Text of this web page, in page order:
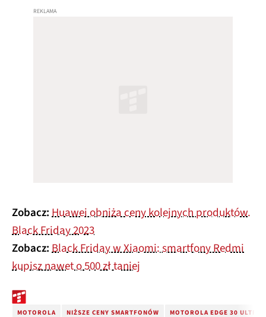
Zobacz:Huawei obniża ceny kolejnych produktów.
Black Friday 2023
Zobacz:Black Friday w Xiaomi: smartfony Redmi
kupisz nawet o 500 zł taniej
MOTOROLA NIŻSZE CENY SMARTFONÓW MOTOROLA EDGE 30 ULTRA